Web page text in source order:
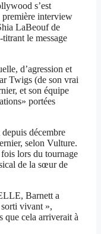
s’est
première interview
LaBeouf de
le message
d’agression et
Twigs (de son vrai
et son équipe
portées
décembre
selon Vulture.
lors du tournage
de la sœur de
Barnett a
sorti vivant »,
que cela arriverait à